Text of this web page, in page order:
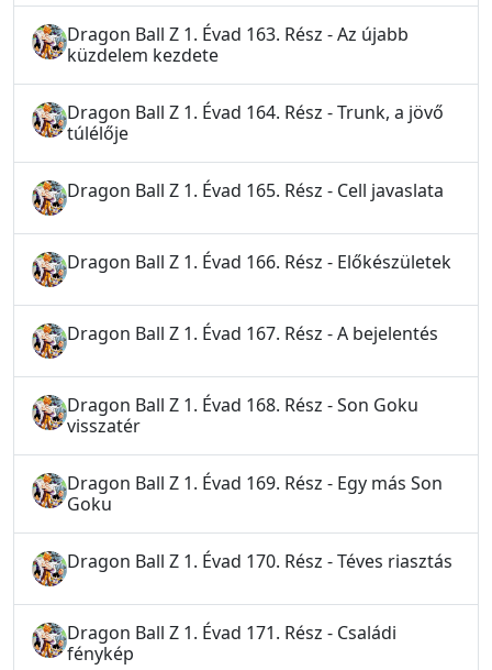
Dragon Ball Z 1. Évad 163. Rész - Az újabb
küzdelem kezdete
Dragon Ball Z 1. Évad 164. Rész - Trunk, a jövő
túlélője
Dragon Ball Z 1. Évad 165. Rész - Cell javaslata
Dragon Ball Z 1. Évad 166. Rész - Előkészületek
Dragon Ball Z 1. Évad 167. Rész - A bejelentés
Dragon Ball Z 1. Évad 168. Rész - Son Goku
visszatér
Dragon Ball Z 1. Évad 169. Rész - Egy más Son
Goku
Dragon Ball Z 1. Évad 170. Rész - Téves riasztás
Dragon Ball Z 1. Évad 171. Rész - Családi
fénykép